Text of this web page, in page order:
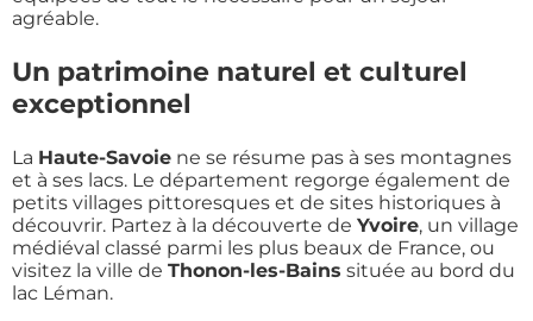
agréable.
Un patrimoine naturel et culturel
exceptionnel
La Haute-Savoie ne se résume pas à ses montagnes
et à ses lacs. Le département regorge également de
petits villages pittoresques et de sites historiques à
découvrir. Partez à la découverte de Yvoire, un village
médiéval classé parmi les plus beaux de France, ou
visitez la ville de Thonon-les-Bains située au bord du
lac Léman.